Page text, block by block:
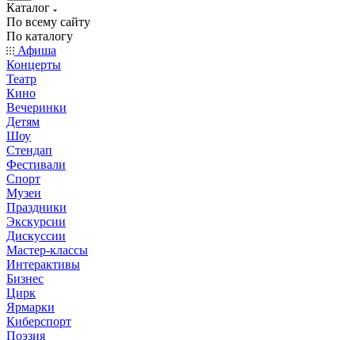
Каталог
По всему сайту
По каталогу
Афиша
Концерты
Театр
Кино
Вечеринки
Детям
Шоу
Стендап
Фестивали
Спорт
Музеи
Праздники
Экскурсии
Дискуссии
Мастер-классы
Интерактивы
Бизнес
Цирк
Ярмарки
Киберспорт
Поэзия